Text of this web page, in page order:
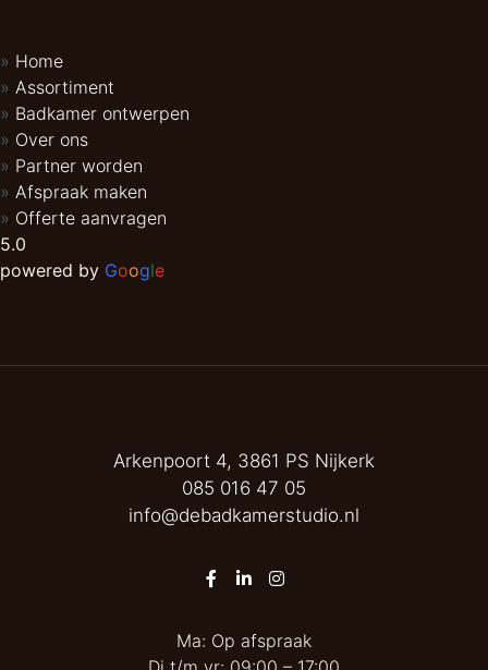
Home
Assortiment
Badkamer ontwerpen
Over ons
Partner worden
Afspraak maken
Offerte aanvragen
5.0
powered by Google
Arkenpoort 4, 3861 PS Nijkerk
085 016 47 05
info@debadkamerstudio.nl
Ma: Op afspraak